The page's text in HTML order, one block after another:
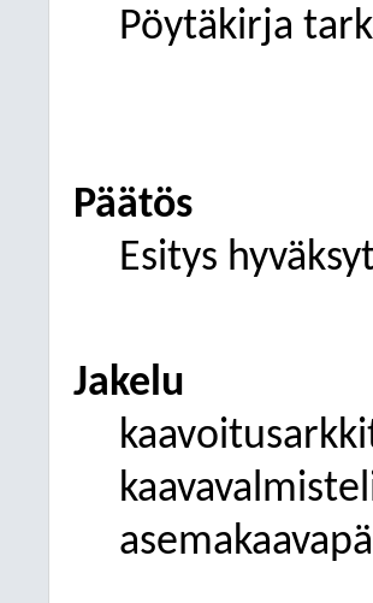
Pöytäkirja
Päätös
Esitys
Jakelu